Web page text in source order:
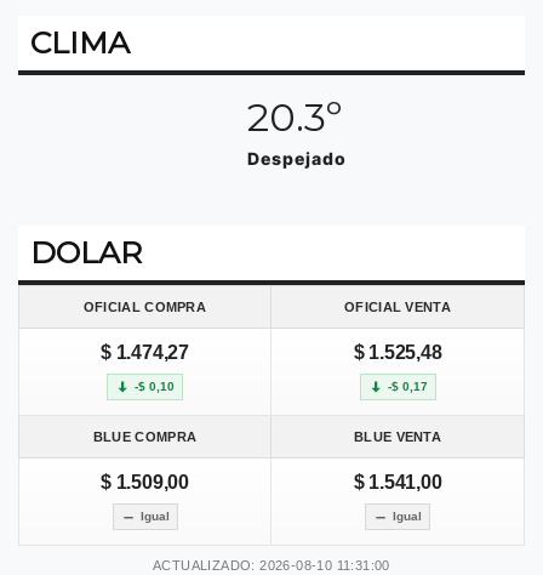
CLIMA
20.3º
Despejado
DOLAR
OFICIAL COMPRA OFICIAL VENTA
$ 1.474,27
-$ 0,10
$ 1.525,48
-$ 0,17
BLUE COMPRA BLUE VENTA
$ 1.509,00
Igual
$ 1.541,00
Igual
ACTUALIZADO: 2026-08-10 11:31:00